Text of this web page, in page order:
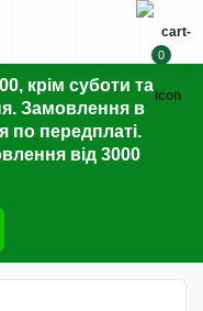
крім суботи та
Замовлення в
по передплаті.
від 3000
0